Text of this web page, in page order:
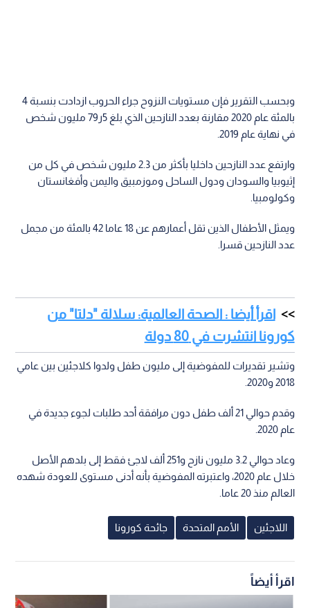
وبحسب التقرير فإن مستويات النزوح جراء الحروب ازدادت بنسبة 4
بالمئة عام 2020 مقارنة بعدد النازحين الذي بلغ 5ر79 مليون شخص
في نهاية عام 2019.
وارتفع عدد النازحين داخليا بأكثر من 2.3 مليون شخص في كل من
إثيوبيا والسودان ودول الساحل وموزمبيق واليمن وأفغانستان
وكولومبيا.
ويمثل الأطفال الذين تقل أعمارهم عن 18 عاما 42 بالمئة من مجمل
عدد النازحين قسرا.
اقرأ أيضا : الصحة العالمية: سلالة "دلتا" من
كورونا انتشرت في 80 دولة
وتشير تقديرات للمفوضية إلى مليون طفل ولدوا كلاجئين بين عامي
2018 و2020.
وقدم حوالي 21 ألف طفل دون مرافقة أحد طلبات لجوء جديدة في
عام 2020.
وعاد حوالي 3.2 مليون نازح و251 ألف لاجئ فقط إلى بلدهم الأصل
خلال عام 2020، واعتبرته المفوضية بأنه أدنى مستوى للعودة شهده
العالم منذ 20 عاما.
اللاجئين الأمم المتحدة جائحة كورونا
اقرأ أيضاً